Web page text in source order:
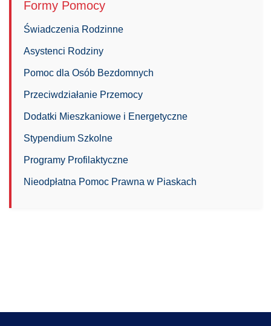
Formy Pomocy
Świadczenia Rodzinne
Asystenci Rodziny
Pomoc dla Osób Bezdomnych
Przeciwdziałanie Przemocy
Dodatki Mieszkaniowe i Energetyczne
Stypendium Szkolne
Programy Profilaktyczne
Nieodpłatna Pomoc Prawna w Piaskach